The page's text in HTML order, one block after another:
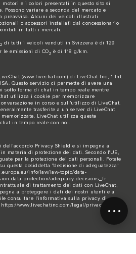
motori e i colori presentati in questo sito si
Possono variare a seconda del mercato e
preavviso. Alcuni dei veicoli illustrati
o accessori installati dal concessionario
in tutti i mercati.
2 di tutti i veicoli venduti in Svizzera è di 129
le emissioni di CO2 è di 118 g/km.
(www.livechat.com) di LiveChat Inc, 1 Int.
Questo servizio ci permette di avere una
sotto forma di chat in tempo reale mentre
utilizza i cookie per memorizzare
in corso e sull'utilizzo di LiveChat.
trasferite a un server di LiveChat
LiveChat utilizza queste
in tempo reale con noi.
dell'accordo Privacy Shield e si impegna a
materia di protezione dei dati. Secondo l'UE,
per la protezione dei dati personali. Potete
questa cosiddetta "decisione di adeguatezza"
info/law/law-topic/data-
data-protection/adequacy-decisions_fr
di trattamento dei dati con LiveChat,
a proteggere i dati dei nostri utenti e a
consultare l'informativa sulla privacy di
https://www.livechatinc.com/legal/privacy-